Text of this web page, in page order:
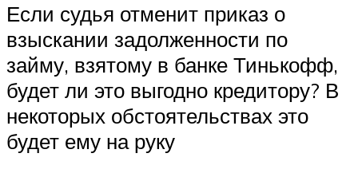
Если судья отменит приказ о
взыскании задолженности по
займу, взятому в банке Тинькофф,
будет ли это выгодно кредитору? В
некоторых обстоятельствах это
будет ему на руку